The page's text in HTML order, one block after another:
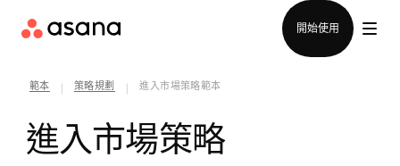
開始使用
範本 策略規劃 進入市場策略範本
進入市場策略